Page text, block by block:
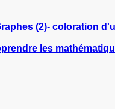
(2)- coloration
les